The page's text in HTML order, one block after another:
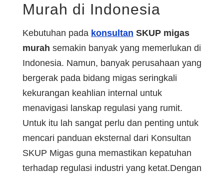
Murah di Indonesia
Kebutuhan pada konsultan SKUP migas
murah semakin banyak yang memerlukan di
Indonesia. Namun, banyak perusahaan yang
bergerak pada bidang migas seringkali
kekurangan keahlian internal untuk
menavigasi lanskap regulasi yang rumit.
Untuk itu lah sangat perlu dan penting untuk
mencari panduan eksternal dari Konsultan
SKUP Migas guna memastikan kepatuhan
terhadap regulasi industri yang ketat.Dengan